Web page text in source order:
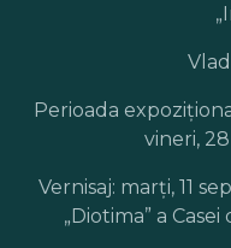
Perioada
vineri,
Vernisaj: marţi, 11
„Diotima” a